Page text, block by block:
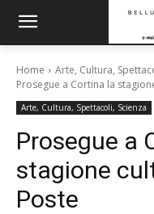
Home Arte, Cultura,
Prosegue a Cortina la
Arte, Cultura, Spettacoli, Scienza
Prosegue a
stagione
Poste